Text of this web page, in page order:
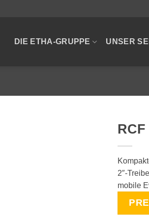
DIE ETHA-GRUPPE UNSER
2″-
mobile